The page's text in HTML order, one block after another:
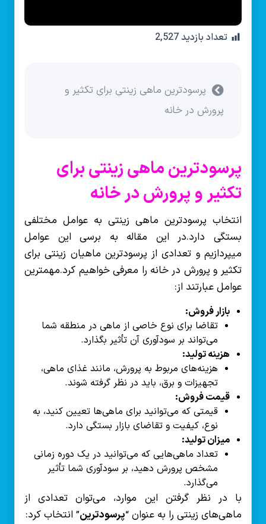
تعداد بازدید2,527
پرسودترین ماهی زینتی برای تکثیر و
پرورش در خانه
پرسودترین ماهی زینتی برای
تکثیر و پرورش در خانه
انتخاب پرسودترین ماهی زینتی به عوامل مختلفی
بستگی دارد.در این مقاله به برسی این عوامل
میپردازیم و تعدادی از پرسودترین ماهیان زینتی برای
تکثیر و پرورش در خانه را معرفی خواهیم کرد.مهمترین
عوامل عبارتند از:
بازار فروش:
تقاضا برای نوع خاصی از ماهی در منطقه شما
می‌تواند بر سودآوری آن تأثیر بگذارد.
هزینه تولید:
هزینه‌های مربوط به پرورش، مانند غذای ماهی،
تجهیزات و برق، باید در نظر گرفته شوند.
قیمت فروش:
قیمتی که می‌توانید برای ماهی‌ها تعیین کنید، به
نوع، کیفیت و تقاضای بازار بستگی دارد.
میزان تولید:
تعداد ماهی‌هایی که می‌توانید در یک دوره زمانی
مشخص پرورش دهید، بر سودآوری شما تأثیر
می‌گذارد.
با در نظر گرفتن این موارد، می‌توان تعدادی از
ماهی‌های زینتی را به عنوان “پرسودترین” انتخاب کرد: